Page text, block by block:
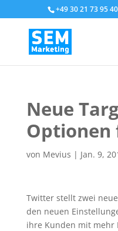
+49 30 21 73 95 40
Neue
von Mevius | Jan. 9,
Twitter stellt zwei
den neuen
ihre Kunden mit mehr